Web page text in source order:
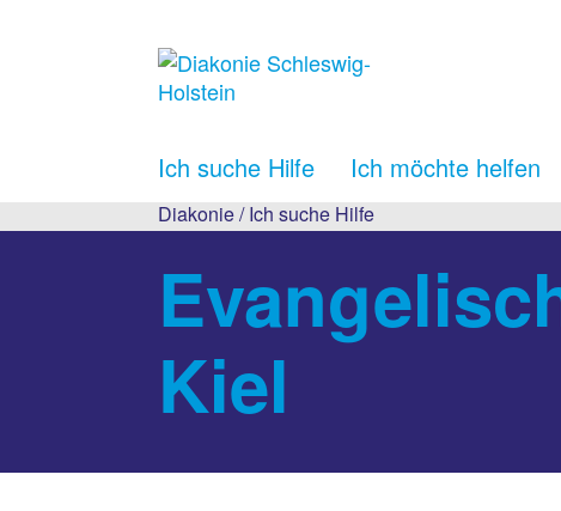
Ich suche Hilfe Ich möchte helfen
Diakonie/Ich suche Hilfe
Kiel